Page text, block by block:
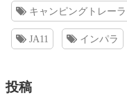
キャンピングトレー
JA11 インパラ
投稿